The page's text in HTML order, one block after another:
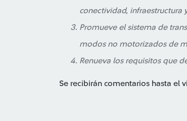
conectividad, infraestructura
Promueve el sistema de
modos no motorizados de
Renueva los requisitos que
Se recibirán comentarios hasta el